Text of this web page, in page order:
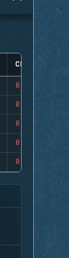
CLUTCHES
0
0
0
0
0